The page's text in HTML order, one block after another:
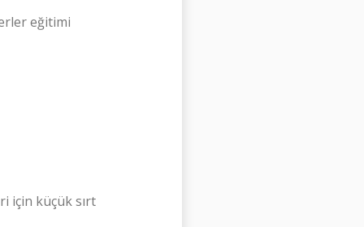
eğitimi
için küçük sırt